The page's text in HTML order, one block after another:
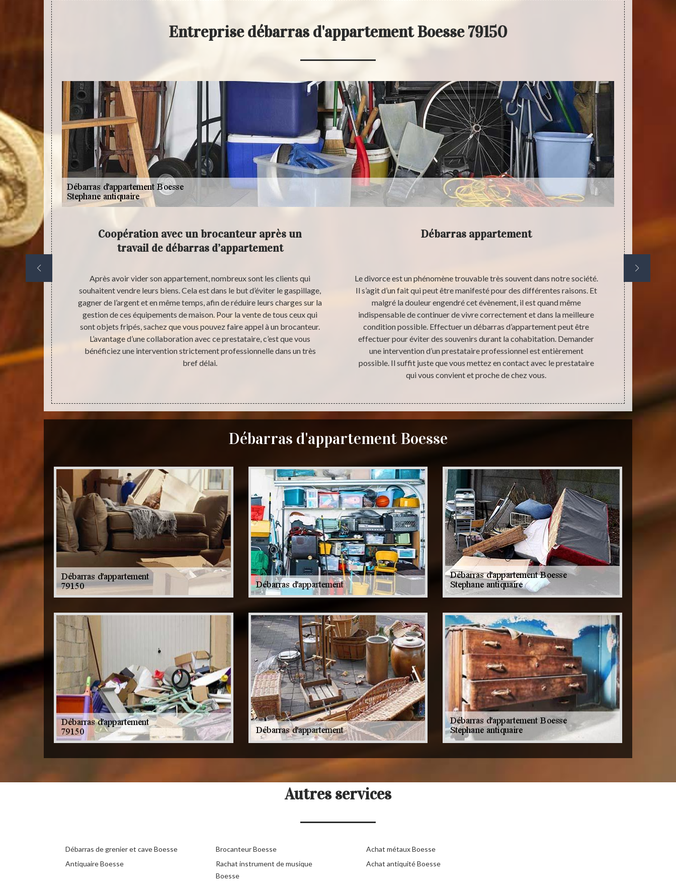
Entreprise débarras d'appartement Boesse 79150
dans le lieu
qu’une
Coopération avec un brocanteur après un
travail de débarras d’appartement
Après avoir vider son appartement, nombreux sont les clients qui
souhaitent vendre leurs biens. Cela est dans le but d’éviter le gaspillage,
gagner de l’argent et en même temps, afin de réduire leurs charges sur la
gestion de ces équipements de maison. Pour la vente de tous ceux qui
sont objets fripés, sachez que vous pouvez faire appel à un brocanteur.
L’avantage d’une collaboration avec ce prestataire, c’est que vous
bénéficiez une intervention strictement professionnelle dans un très
bref délai.
Débarras appartement
Le divorce est un phénomène trouvable très souvent dans notre société.
Il s’agit d’un fait qui peut être manifesté pour des différentes raisons. Et
malgré la douleur engendré cet évènement, il est quand même
indispensable de continuer de vivre correctement et dans la meilleure
condition possible. Effectuer un débarras d’appartement peut être
effectuer pour éviter des souvenirs durant la cohabitation. Demander
une intervention d’un prestataire professionnel est entièrement
possible. Il suffit juste que vous mettez en contact avec le prestataire
qui vous convient et proche de chez vous.
Débarras d'appartement Boesse
Autres services
Débarras de grenier et cave Boesse
Antiquaire Boesse
Brocanteur Boesse
Rachat instrument de musique
Boesse
Achat métaux Boesse
Achat antiquité Boesse